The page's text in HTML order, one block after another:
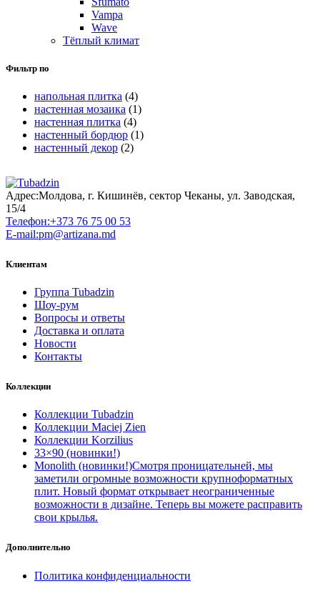
Vampa
Wave
Тёплый климат
Фильтр по
напольная плитка (4)
настенная мозаика (1)
настенная плитка (4)
настенный бордюр (1)
настенный декор (2)
Адрес:Молдова, г. Кишинёв, сектор Чеканы, ул. Заводская,
15/4
Телефон:+373 76 75 00 53
E-mail:pm@artizana.md
Клиентам
Группа Tubadzin
Шоу-рум
Вопросы и ответы
Доставка и оплата
Новости
Контакты
Коллекции
Коллекции Tubadzin
Коллекции Maciej Zien
Коллекции Korzilius
33×90 (новинки!)
Monolith (новинки!)Смотря проницательней, мы
заметили огромные возможности крупноформатных
плит. Новый формат открывает неограниченные
возможности в дизайне. Теперь вы можете расправить
свои крылья.
Дополнительно
Политика конфиденциальности